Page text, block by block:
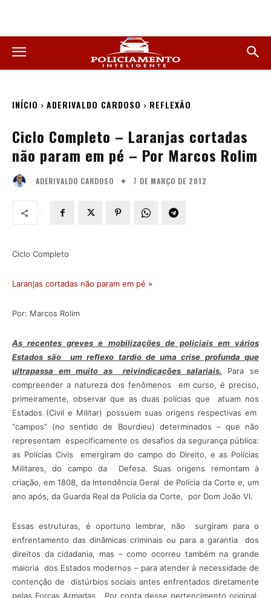
INÍCIO ADERIVALDO CARDOSO REFLEXÃO
Ciclo Completo – Laranjas cortadas
não param em pé – Por Marcos Rolim
ADERIVALDO CARDOSO 7 DE MARÇO DE 2012
Ciclo Completo
Laranjas cortadas não param em pé »
Por: Marcos Rolim
As recentes greves e mobilizações de policiais em vários
Estados são um reflexo tardio de uma crise profunda que
ultrapassa em muito as reivindicações salariais. Para se
compreender a natureza dos fenômenos em curso, é preciso,
primeiramente, observar que as duas polícias que atuam nos
Estados (Civil e Militar) possuem suas origens respectivas em
“campos” (no sentido de Bourdieu) determinados – que não
representam especificamente os desafios da segurança pública:
as Polícias Civis emergiram do campo do Direito, e as Polícias
Militares, do campo da Defesa. Suas origens remontam à
criação, em 1808, da Intendência Geral de Polícia da Corte e, um
ano após, da Guarda Real da Polícia da Corte, por Dom João VI.
Essas estruturas, é oportuno lembrar, não surgiram para o
enfrentamento das dinâmicas criminais ou para a garantia dos
direitos da cidadania, mas – como ocorreu também na grande
maioria dos Estados modernos – para atender à necessidade de
contenção de distúrbios sociais antes enfrentados diretamente
pelas Forças Armadas. Por conta desse pertencimento original,